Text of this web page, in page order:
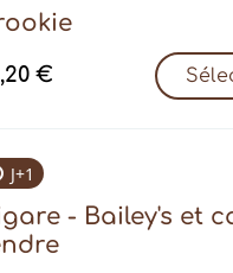
€
J+1
- Bailey's et